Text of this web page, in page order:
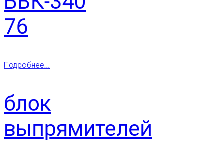
76
Подробнее...
блок
выпрямителей